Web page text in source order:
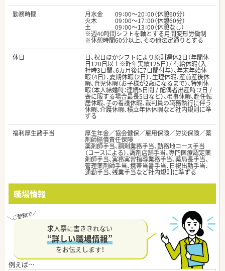
勤務時間
月水金 09：00～20：00（休憩60分）
火木 09：00～17：00（休憩60分）
土 09：00～13：00（休憩なし）
※週40時間シフトを軸とする月間変形労働制
※休憩時間60分以上、その他法定通りとする
休日
日、祝日ほかシフトにより原則週休2日（年間休
日120日以上※昨年実績125日）/ 有給休暇（入
社時3日間、6カ月後に7日間付与）、年末年始休
暇（4日）、夏期休暇（2日）、生理休暇、産前産後休
暇、育児休暇（お子様が2歳になるまで）、特別休
暇（本人結婚時：連続5日間 / 配偶者出産時：2日 /
喪に服する場合最長5日など）、弔事休暇、赴任転
居休暇、子の看護休暇、裁判員の職務執行に伴う
休暇、介護休暇、積立年休休暇など社内規則に準
ずる
福利厚生諸手当
厚生年金／協会健保／雇用保険／労災保険／薬
剤師賠償責任保険
薬剤師手当、調剤業務手当、勤務地コース手当
（コースによる）、調剤店舗手当、専門医療認定薬
剤師手当、実務実習指導業務手当、薬局長手当、
管理薬剤師手当、携帯当番手当、日祝出勤手当、
通勤手当、残業手当など社内規則に準ずる
職場情報
求人票に書ききれない
“詳しい職場情報”
をお伝えします！